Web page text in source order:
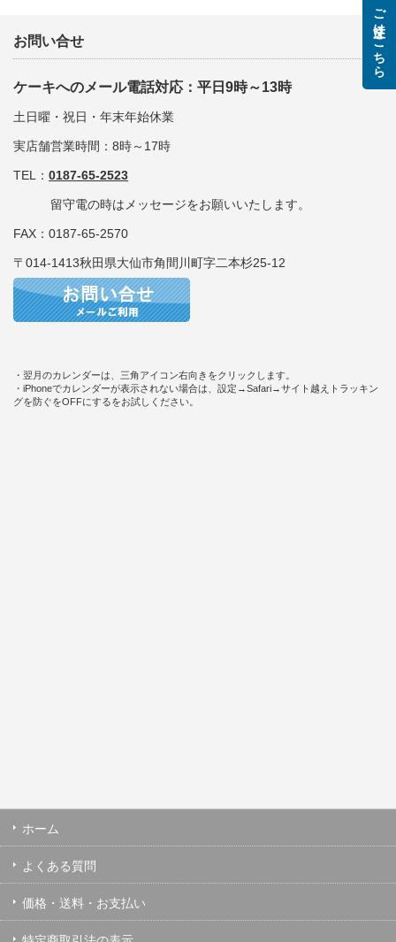
お問い合せ
ケーキへのメール電話対応：平日9時～13時
土日曜・祝日・年末年始休業
実店舗営業時間：8時～17時
TEL： 0187-65-2523
留守電の時はメッセージをお願いいたします。
FAX：0187-65-2570
〒014-1413秋田県大仙市角間川町字二本杉25-12
・翌月のカレンダーは、三角アイコン右向きをクリックします。
・iPhoneでカレンダーが表示されない場合は、設定→Safari→サイト越えトラッキン
グを防ぐをOFFにするをお試しください。
ホーム
よくある質問
価格・送料・お支払い
ご注文はこちら